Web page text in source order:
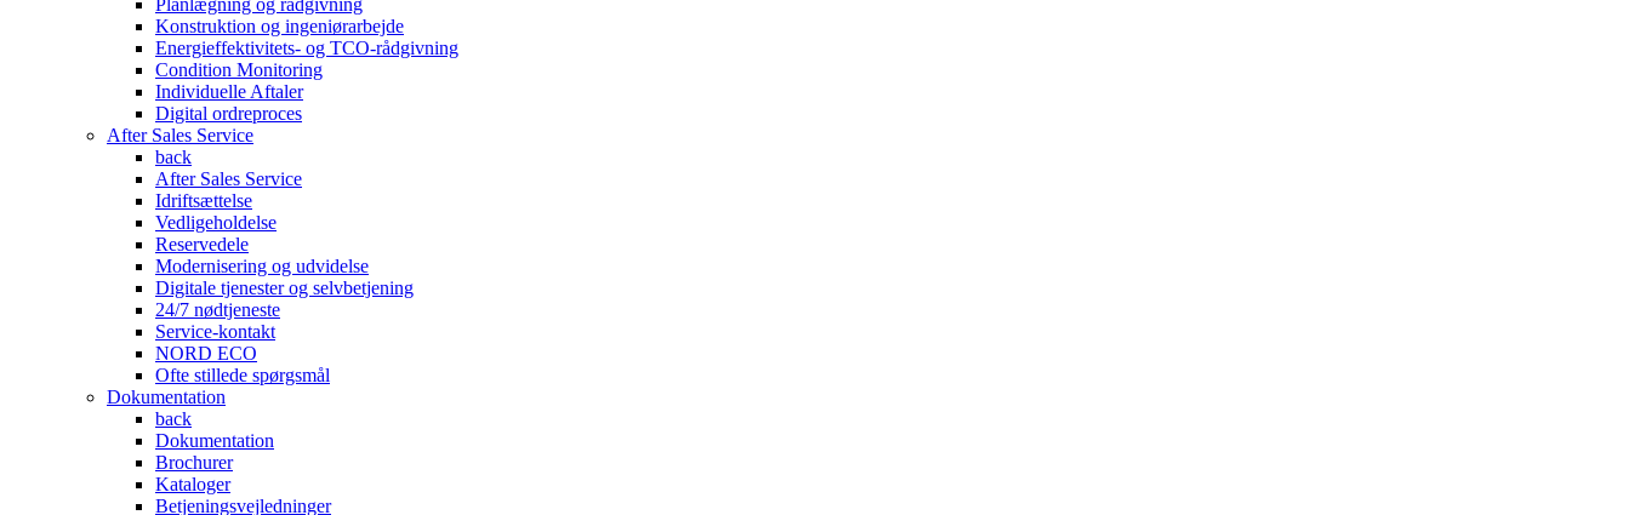
Planlægning og rådgivning
Konstruktion og ingeniørarbejde
Energieffektivitets- og TCO-rådgivning
Condition Monitoring
Individuelle Aftaler
Digital ordreproces
After Sales Service
back
After Sales Service
Idriftsættelse
Vedligeholdelse
Reservedele
Modernisering og udvidelse
Digitale tjenester og selvbetjening
24/7 nødtjeneste
Service-kontakt
NORD ECO
Ofte stillede spørgsmål
Dokumentation
back
Dokumentation
Brochurer
Kataloger
Betjeningsvejledninger